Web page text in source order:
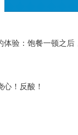
体验：饱餐一顿之
！反酸！